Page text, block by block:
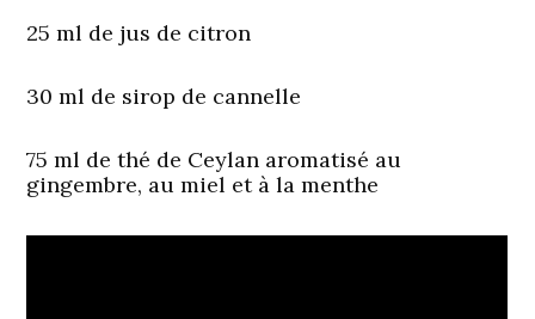
25 ml de jus de citron
30 ml de sirop de cannelle
75 ml de thé de Ceylan aromatisé au
gingembre, au miel et à la menthe